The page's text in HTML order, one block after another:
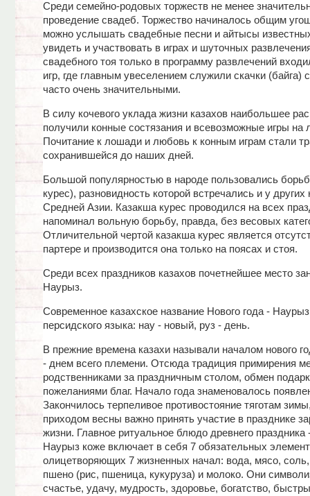
Среди семейно-родовых торжеств не менее
проведение свадеб. Торжество начиналось общим
можно услышать свадебные песни и айтысы
увидеть и участвовать в играх и шуточных
свадебного тоя только в программу развлечений
игр, где главным увеселением служили скачки (байга)
часто очень значительными.
В силу кочевого уклада жизни казахов наибольшее
получили конные состязания и всевозможные игры на
Почитание к лошади и любовь к конным играм стали
сохранившейся до наших дней.
Большой популярностью в народе пользовались
курес), разновидность которой встречались и у других
Средней Азии. Казакша курес проводился на всех
напоминал вольную борьбу, правда, без весовых
Отличительной чертой казакша курес является
партере и производится она только на поясах и стоя.
Среди всех праздников казахов почетнейшее место
Наурыз.
Современное казахское название Нового года -
персидского языка: нау - новый, руз - день.
В прежние времена казахи называли началом нового
- днем всего племени. Отсюда традиция примирения
родственниками за праздничным столом, обмен
пожеланиями благ. Начало года знаменовалось
Закончилось терпеливое противостояние тяготам
приходом весны важно принять участие в празднике
жизни. Главное ритуальное блюдо древнего праздника
Наурыз коже включает в себя 7 обязательных
олицетворяющих 7 жизненных начал: вода, мясо,
пшено (рис, пшеница, кукуруза) и молоко. Они
счастье, удачу, мудрость, здоровье, богатство,